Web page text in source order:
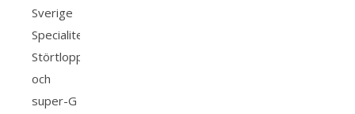
Sverige
Specialitet:
Störtlopp
och
super-G